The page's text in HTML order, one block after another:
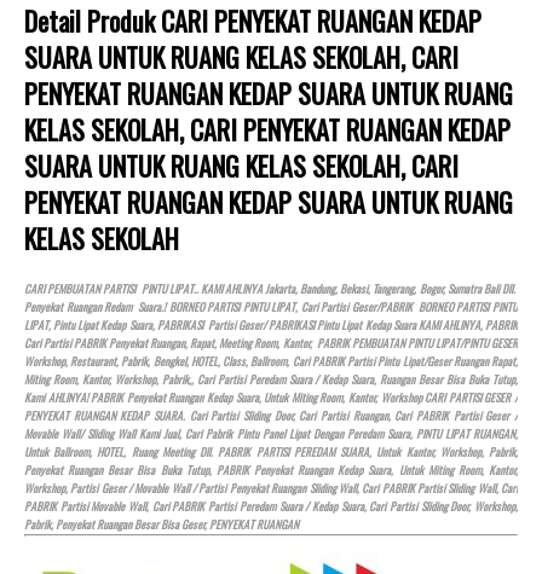
Detail Produk CARI PENYEKAT RUANGAN KEDAP
SUARA UNTUK RUANG KELAS SEKOLAH, CARI
PENYEKAT RUANGAN KEDAP SUARA UNTUK RUANG
KELAS SEKOLAH, CARI PENYEKAT RUANGAN KEDAP
SUARA UNTUK RUANG KELAS SEKOLAH, CARI
PENYEKAT RUANGAN KEDAP SUARA UNTUK RUANG
KELAS SEKOLAH
CARI PEMBUATAN PARTISI PINTU LIPAT.. KAMI AHLINYA Jakarta, Bandung, Bekasi, Tangerang, Bogor, Sumatra Bali Dll.
Penyekat Ruangan Redam Suara.! BORNEO PARTISI PINTU LIPAT, Cari Partisi Geser/PABRIK BORNEO PARTISI PINTU
LIPAT, Pintu Lipat Kedap Suara, PABRIKASI Partisi Geser/ PABRIKASI Pintu Lipat Kedap Suara KAMI AHLINYA, PABRIK
Cari Partisi PABRIK Penyekat Ruangan, Rapat, Meeting Room, Kantor, PABRIK PEMBUATAN PINTU LIPAT/PINTU GESER
Workshop, Restaurant, Pabrik, Bengkel,HOTEL, Class, Ballroom, Cari PABRIK Partisi Pintu Lipat/Geser Ruangan Rapat,
Miting Room, Kantor, Workshop, Pabrik,, Cari Partisi Peredam Suara / Kedap Suara, Ruangan Besar Bisa Buka Tutup,
Kami AHLINYA! PABRIK Penyekat Ruangan Kedap Suara, Untuk Miting Room, Kantor, Workshop CARI PARTISI GESER /
PENYEKAT RUANGAN KEDAP SUARA. Cari Partisi Sliding Door, Cari Partisi Ruangan, Cari PABRIK Partisi Geser /
Movable Wall/ Sliding Wall Kami Jual, Cari Pabrik Pintu Panel Lipat Dengan Peredam Suara, PINTU LIPAT RUANGAN,
Untuk Ballroom,HOTEL, Ruang Meeting Dll. PABRIK PARTISI PEREDAM SUARA, Untuk Kantor, Workshop, Pabrik,
Penyekat Ruangan Besar Bisa Buka Tutup, PABRIK Penyekat Ruangan Kedap Suara, Untuk Miting Room, Kantor,
Workshop, Partisi Geser / Movable Wall / Partisi Penyekat Ruangan Sliding Wall, Cari PABRIK Partisi Sliding Wall, Cari
PABRIK Partisi Movable Wall, Cari PABRIK Partisi Peredam Suara / Kedap Suara, Cari Partisi Sliding Door, Workshop,
Pabrik, Penyekat Ruangan Besar Bisa Geser, PENYEKAT RUANGAN